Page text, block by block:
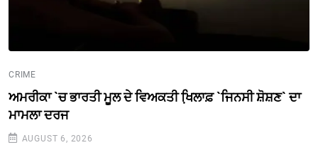
CRIME
ਅਮਰੀਕਾ `ਚ ਭਾਰਤੀ ਮੂਲ ਦੇ ਵਿਅਕਤੀ ਖਿ਼ਲਾਫ਼ `ਜਿਨਸੀ ਸ਼ੋਸ਼ਣ` ਦਾ
ਮਾਮਲਾ ਦਰਜ
AUGUST 6, 2026